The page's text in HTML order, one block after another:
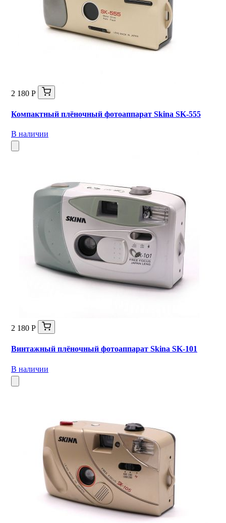
2 180 Р
Компактный плёночный фотоаппарат Skina SK-555
В наличии
2 180 Р
Винтажный плёночный фотоаппарат Skina SK-101
В наличии